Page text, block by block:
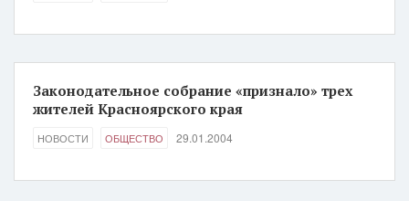
Законодательное собрание «признало» трех
жителей Красноярского края
НОВОСТИ ОБЩЕСТВО 29.01.2004